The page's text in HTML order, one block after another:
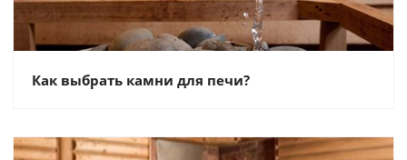
Как выбрать камни для печи?